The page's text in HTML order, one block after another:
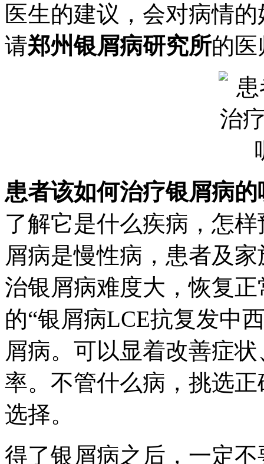
医生的建议，会对病情
请郑州银屑病研究所的
患者该如何治疗银屑病的
了解它是什么疾病，怎
屑病是慢性病，患者及
治银屑病难度大，恢复
的“银屑病LCE抗复发中
屑病。可以显着改善症
率。不管什么病，挑选
选择。
得了银屑病之后，一定